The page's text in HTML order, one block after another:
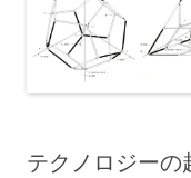
テクノロジーの